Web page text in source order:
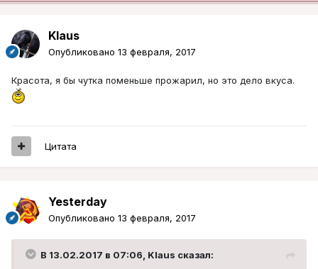
Klaus
Опубликовано 13 февраля, 2017
Красота, я бы чутка поменьше прожарил, но это дело вкуса.
Цитата
Yesterday
Опубликовано 13 февраля, 2017
В 13.02.2017 в 07:06, Klaus сказал: